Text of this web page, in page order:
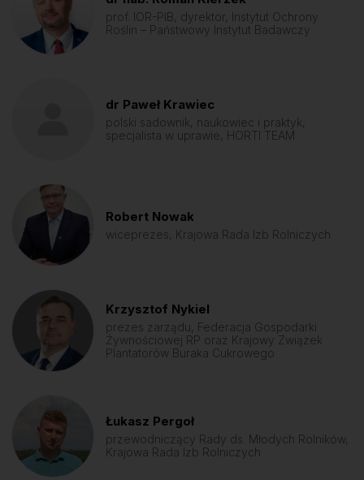
prof. IOR-PIB, dyrektor, Instytut Ochrony
Roślin – Państwowy Instytut Badawczy
dr Paweł Krawiec
polski sadownik, naukowiec i praktyk,
specjalista w uprawie, HORTI TEAM
Robert Nowak
wiceprezes, Krajowa Rada Izb Rolniczych
Krzysztof Nykiel
prezes zarządu, Federacja Gospodarki
Żywnościowej RP oraz Krajowy Związek
Plantatorów Buraka Cukrowego
Łukasz Pergoł
przewodniczący Rady ds. Młodych Rolników,
Krajowa Rada Izb Rolniczych